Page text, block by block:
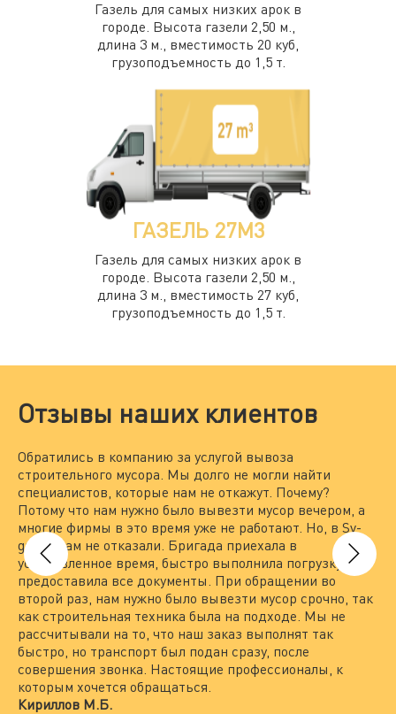
Газель для самых низких арок в
городе. Высота газели 2,50 м.,
длина 3 м., вместимость 20 куб,
грузоподъемность до 1,5 т.
ГАЗЕЛЬ 27М3
Газель для самых низких арок в
городе. Высота газели 2,50 м.,
длина 3 м., вместимость 27 куб,
грузоподъемность до 1,5 т.
Отзывы наших клиентов
Обратились в компанию за услугой вывоза
строительного мусора. Мы долго не могли найти
специалистов, которые нам не откажут. Почему?
Потому что нам нужно было вывезти мусор вечером, а
многие фирмы в это время уже не работают. Но, в Sv-
group нам не отказали. Бригада приехала в
установленное время, быстро выполнила погрузку и
предоставила все документы. При обращении во
второй раз, нам нужно было вывезти мусор срочно, так
как строительная техника была на подходе. Мы не
рассчитывали на то, что наш заказ выполнят так
быстро, но транспорт был подан сразу, после
совершения звонка. Настоящие профессионалы, к
которым хочется обращаться.
Кириллов М.Б.